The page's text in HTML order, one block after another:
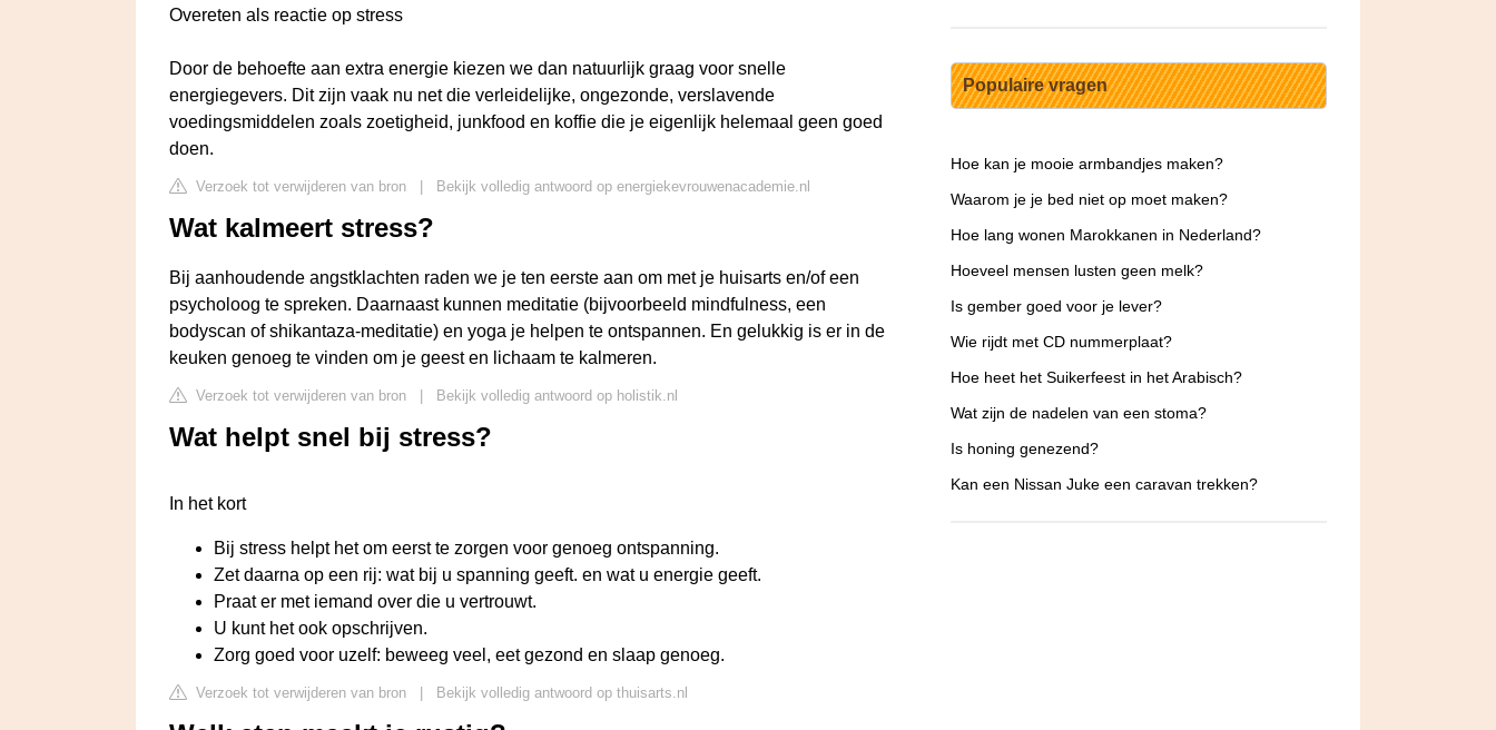
Overeten als reactie op stress
Door de behoefte aan extra energie kiezen we dan natuurlijk graag voor snelle
energiegevers. Dit zijn vaak nu net die verleidelijke, ongezonde, verslavende
voedingsmiddelen zoals zoetigheid, junkfood en koffie die je eigenlijk helemaal geen goed
doen.
Verzoek tot verwijderen van bron Bekijk volledig antwoord op energiekevrouwenacademie.nl
Wat kalmeert stress?
Bij aanhoudende angstklachten raden we je ten eerste aan om met je huisarts en/of een
psycholoog te spreken. Daarnaast kunnen meditatie (bijvoorbeeld mindfulness, een
bodyscan of shikantaza-meditatie) en yoga je helpen te ontspannen. En gelukkig is er in de
keuken genoeg te vinden om je geest en lichaam te kalmeren.
Verzoek tot verwijderen van bron Bekijk volledig antwoord op holistik.nl
Wat helpt snel bij stress?
In het kort
Bij stress helpt het om eerst te zorgen voor genoeg ontspanning.
Zet daarna op een rij: wat bij u spanning geeft. en wat u energie geeft.
Praat er met iemand over die u vertrouwt.
U kunt het ook opschrijven.
Zorg goed voor uzelf: beweeg veel, eet gezond en slaap genoeg.
Verzoek tot verwijderen van bron Bekijk volledig antwoord op thuisarts.nl
Populaire vragen
Hoe kan je mooie armbandjes maken?
Waarom je je bed niet op moet maken?
Hoe lang wonen Marokkanen in Nederland?
Hoeveel mensen lusten geen melk?
Is gember goed voor je lever?
Wie rijdt met CD nummerplaat?
Hoe heet het Suikerfeest in het Arabisch?
Wat zijn de nadelen van een stoma?
Is honing genezend?
Kan een Nissan Juke een caravan trekken?